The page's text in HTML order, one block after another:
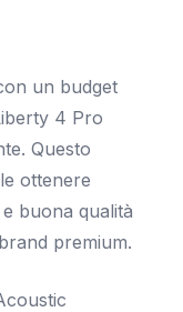
un budget
4 Pro
Questo
ottenere
buona qualità
premium.